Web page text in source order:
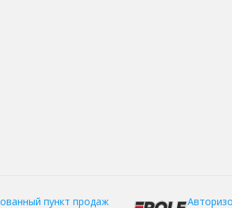
пункт продаж